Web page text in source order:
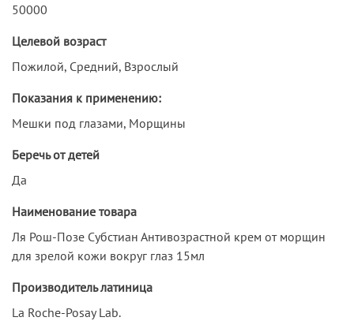
50000
Целевой возраст
Пожилой, Средний, Взрослый
Показания к применению:
Мешки под глазами, Морщины
Беречь от детей
Да
Наименование товара
Ля Рош-Позе Субстиан Антивозрастной крем от морщин
для зрелой кожи вокруг глаз 15мл
Производитель латиница
La Roche-Posay Lab.